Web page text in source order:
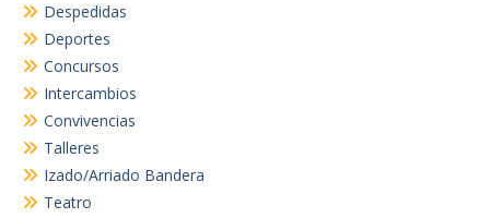
Despedidas
Deportes
Concursos
Intercambios
Convivencias
Talleres
Izado/Arriado Bandera
Teatro